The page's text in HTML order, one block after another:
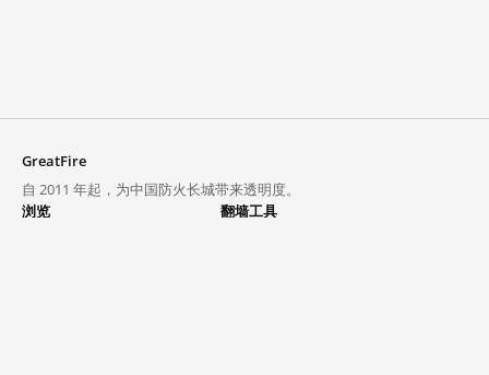
GreatFire
自 2011 年起，为中国防火长城带来透明度。
浏览
翻墙工具